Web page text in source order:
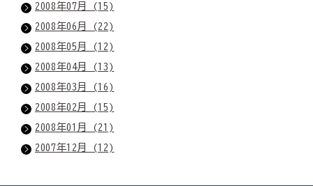
2008年07月 (15)
2008年06月 (22)
2008年05月 (12)
2008年04月 (13)
2008年03月 (16)
2008年02月 (15)
2008年01月 (21)
2007年12月 (12)